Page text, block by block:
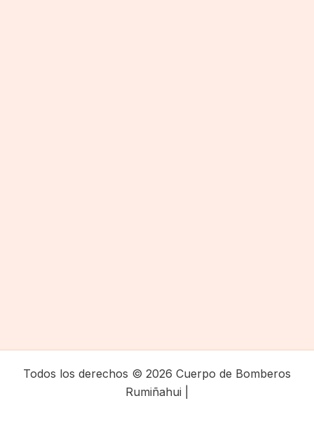
Todos los derechos © 2026 Cuerpo de Bomberos
Rumiñahui |